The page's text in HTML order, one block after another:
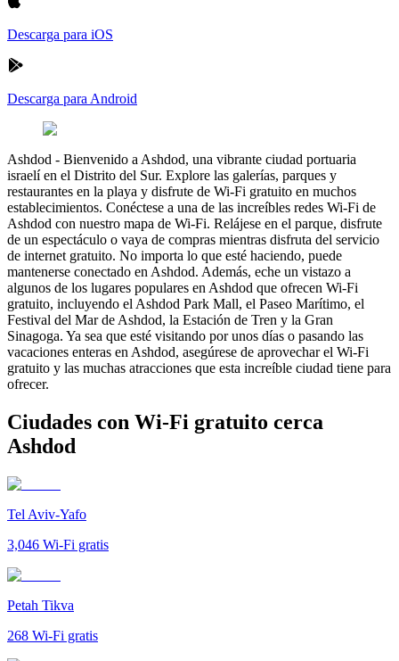
Descarga para iOS
Descarga para Android
Ashdod - Bienvenido a Ashdod, una vibrante ciudad portuaria
israelí en el Distrito del Sur. Explore las galerías, parques y
restaurantes en la playa y disfrute de Wi-Fi gratuito en muchos
establecimientos. Conéctese a una de las increíbles redes Wi-Fi de
Ashdod con nuestro mapa de Wi-Fi. Relájese en el parque, disfrute
de un espectáculo o vaya de compras mientras disfruta del servicio
de internet gratuito. No importa lo que esté haciendo, puede
mantenerse conectado en Ashdod. Además, eche un vistazo a
algunos de los lugares populares en Ashdod que ofrecen Wi-Fi
gratuito, incluyendo el Ashdod Park Mall, el Paseo Marítimo, el
Festival del Mar de Ashdod, la Estación de Tren y la Gran
Sinagoga. Ya sea que esté visitando por unos días o pasando las
vacaciones enteras en Ashdod, asegúrese de aprovechar el Wi-Fi
gratuito y las muchas atracciones que esta increíble ciudad tiene para
ofrecer.
Ciudades con Wi-Fi gratuito cerca
Ashdod
Tel Aviv-Yafo
3,046 Wi-Fi gratis
Petah Tikva
268 Wi-Fi gratis